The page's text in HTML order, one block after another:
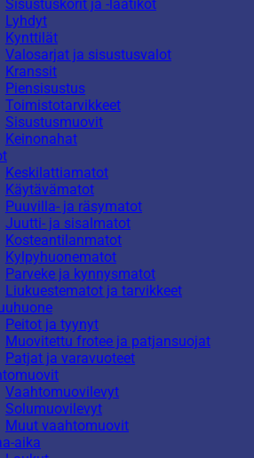
Sisustuskorit ja -laatikot
Lyhdyt
Kynttilät
Valosarjat ja sisustusvalot
Kranssit
Piensisustus
Toimistotarvikkeet
Sisustusmuovit
Keinonahat
Keskilattiamatot
Käytävämatot
Puuvilla- ja räsymatot
Juutti- ja sisalmatot
Kosteantilanmatot
Kylpyhuonematot
Parveke ja kynnysmatot
Liukuestematot ja tarvikkeet
Peitot ja tyynyt
Muovitettu frotee ja patjansuojat
Patjat ja varavuoteet
Vaahtomuovilevyt
Solumuovilevyt
Muut vaahtomuovit
aika